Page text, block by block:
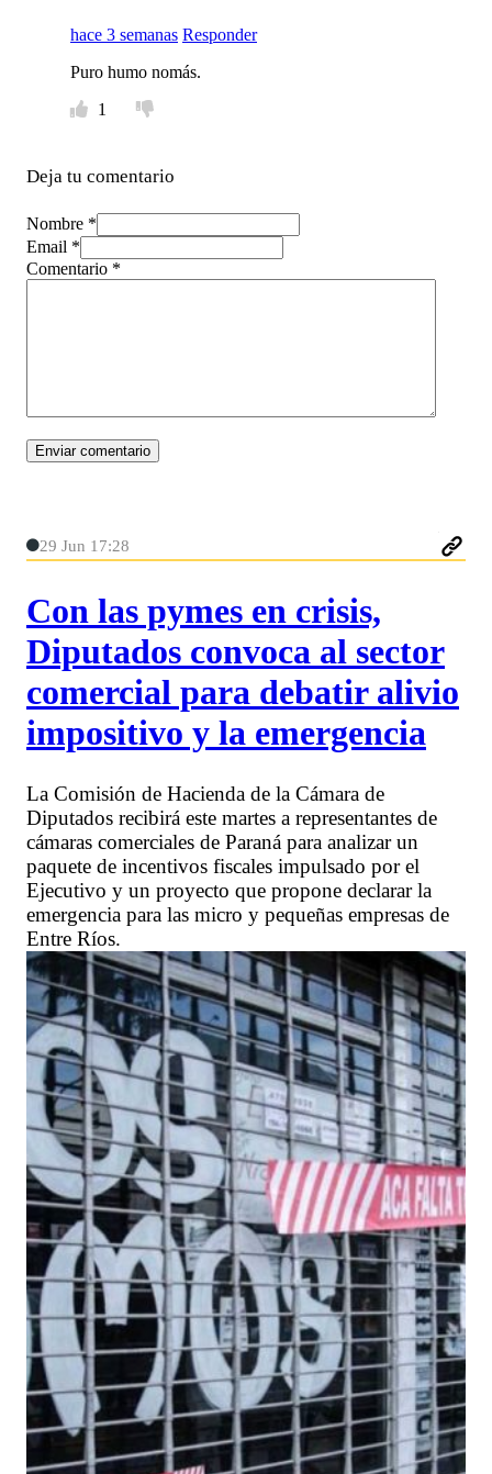
hace 3 semanas Responder
Puro humo nomás.
1
Deja tu comentario
Nombre *
Email *
Comentario *
29 Jun 17:28
Con las pymes en crisis,
Diputados convoca al sector
comercial para debatir alivio
impositivo y la emergencia
La Comisión de Hacienda de la Cámara de
Diputados recibirá este martes a representantes de
cámaras comerciales de Paraná para analizar un
paquete de incentivos fiscales impulsado por el
Ejecutivo y un proyecto que propone declarar la
emergencia para las micro y pequeñas empresas de
Entre Ríos.